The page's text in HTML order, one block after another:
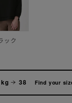
ック
38 Find your